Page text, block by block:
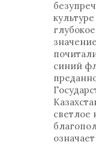
синий
светлое